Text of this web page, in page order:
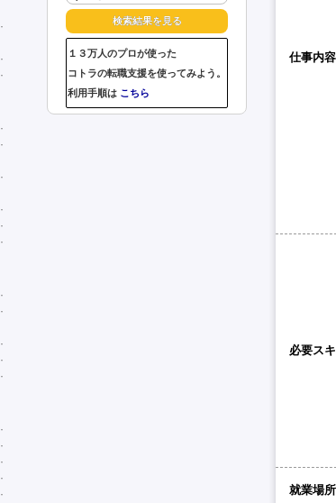
１３万人のプロが使った
コトラの転職支援を使ってみよう。
利用手順は こちら
仕事内容
必要ス
就業場所